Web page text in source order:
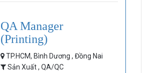
QA Manager
(Printing)
TP.HCM, Bình Dương , Đồng Nai
Sản Xuất , QA/QC